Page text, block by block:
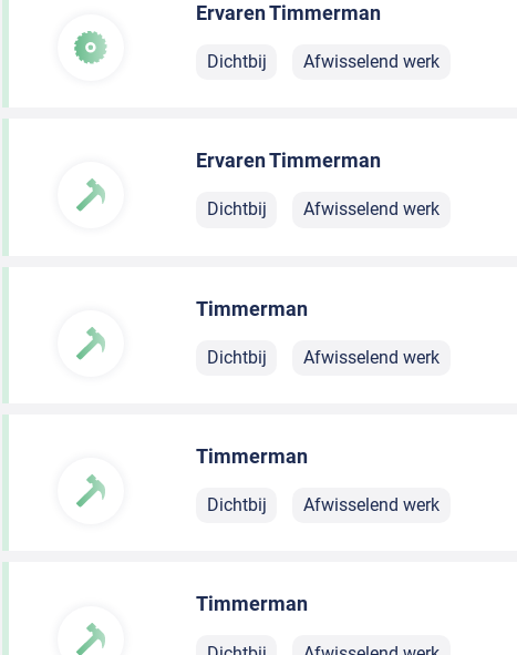
Ervaren Timmerman
Dichtbij Afwisselend werk
Ervaren Timmerman
Dichtbij Afwisselend werk
Timmerman
Dichtbij Afwisselend werk
Timmerman
Dichtbij Afwisselend werk
Timmerman